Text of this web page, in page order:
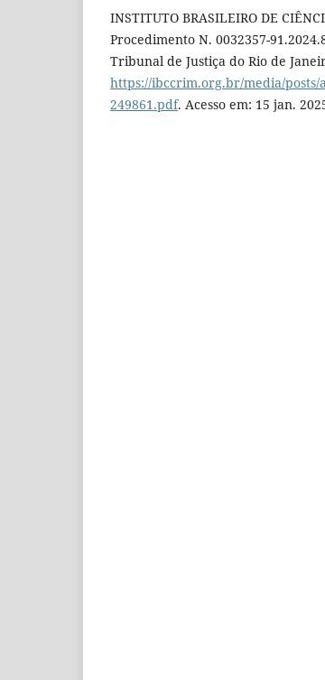
INSTITUTO BRASILEIRO DE
Procedimento N. 0032357-
Tribunal de Justiça do Rio de
https://ibccrim.org.br/media/posts/
249861.pdf. Acesso em: 15 jan.